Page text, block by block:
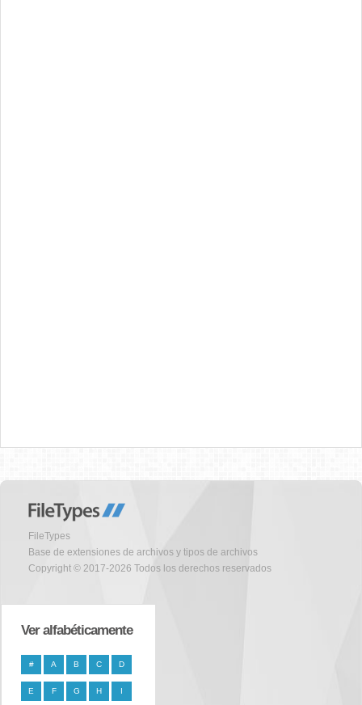
FileTypes
Base de extensiones de archivos y tipos de archivos
Copyright © 2017-2026 Todos los derechos reservados
Ver alfabéticamente
# A B C D
E F G H I